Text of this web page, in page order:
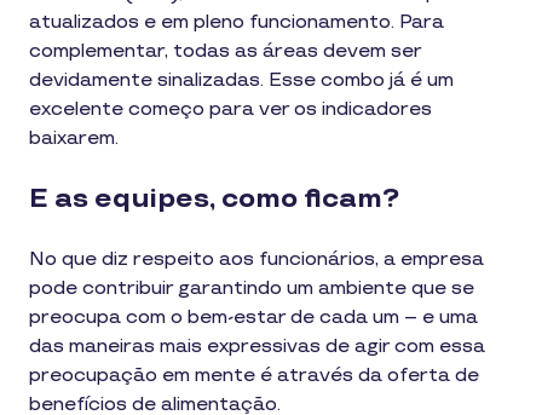
atualizados e em pleno funcionamento. Para
complementar, todas as áreas devem ser
devidamente sinalizadas. Esse combo já é um
excelente começo para ver os indicadores
baixarem.
E as equipes, como ficam?
No que diz respeito aos funcionários, a empresa
pode contribuir garantindo um ambiente que se
preocupa com o bem-estar de cada um – e uma
das maneiras mais expressivas de agir com essa
preocupação em mente é através da oferta de
benefícios de alimentação.